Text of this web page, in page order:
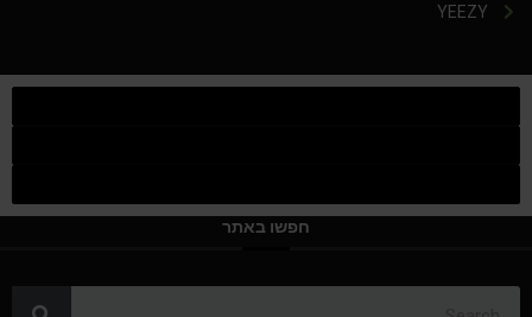
YEEZY
חפשו באתר